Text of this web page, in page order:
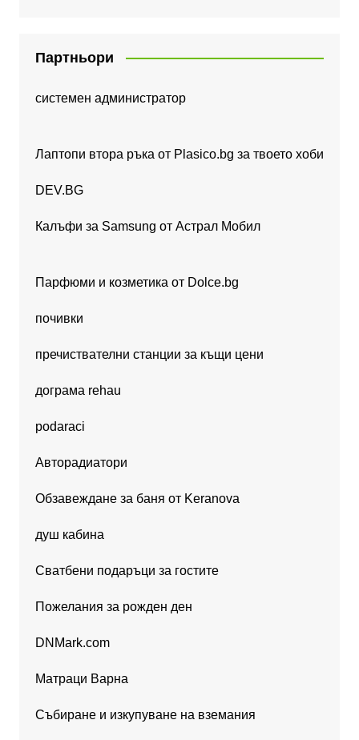
Партньори
системен администратор
Лаптопи втора ръка от Plasico.bg за твоето хоби
DEV.BG
Калъфи за Samsung от Астрал Мобил
Парфюми и козметика от Dolce.bg
почивки
пречиствателни станции за къщи цени
дограма rehau
podaraci
Авторадиатори
Обзавеждане за баня от Keranova
душ кабина
Сватбени подаръци за гостите
Пожелания за рожден ден
DNMark.com
Матраци Варна
Събиране и изкупуване на вземания